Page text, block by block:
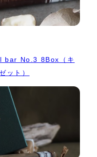
bar No.3 8Box（キ
ット）